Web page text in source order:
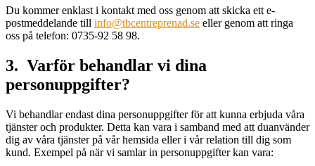
Du kommer enklast i kontakt med oss genom att skicka ett e-
postmeddelande till info@tbcentreprenad.se eller genom att ringa
oss på telefon: 0735-92 58 98.
3. Varför behandlar vi dina
personuppgifter?
Vi behandlar endast dina personuppgifter för att kunna erbjuda våra
tjänster och produkter. Detta kan vara i samband med att duanvänder
dig av våra tjänster på vår hemsida eller i vår relation till dig som
kund. Exempel på när vi samlar in personuppgifter kan vara: